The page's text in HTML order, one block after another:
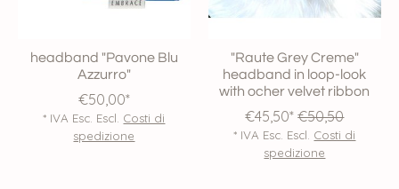
headband "Pavone Blu
Azzurro"
€50,00*
* IVA Esc. Escl. Costi di
spedizione
"Raute Grey Creme"
headband in loop-look
with ocher velvet ribbon
€45,50* €50,50
* IVA Esc. Escl. Costi di
spedizione